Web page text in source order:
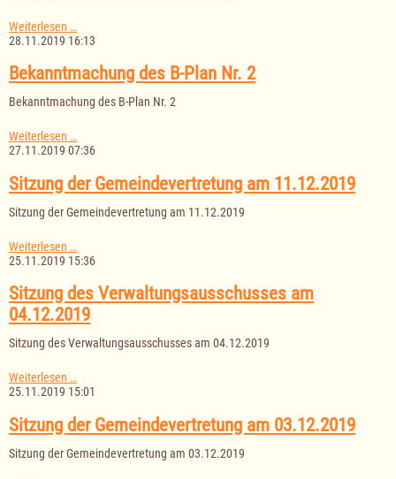
Weiterlesen …
des
am
12.12.2019
28.11.2019 16:13
Bekanntmachung des B-Plan Nr. 2
Bekanntmachung des B-Plan Nr. 2
Weiterlesen …Bekanntmachung
des
Plan
Nr.
2
27.11.2019 07:36
Sitzung der Gemeindevertretung am 11.12.2019
Sitzung der Gemeindevertretung am 11.12.2019
Weiterlesen …
der
am
11.12.2019
25.11.2019 15:36
Sitzung des Verwaltungsausschusses am
04.12.2019
Sitzung des Verwaltungsausschusses am 04.12.2019
Weiterlesen …
des
am
04.12.2019
25.11.2019 15:01
Sitzung der Gemeindevertretung am 03.12.2019
Sitzung der Gemeindevertretung am 03.12.2019